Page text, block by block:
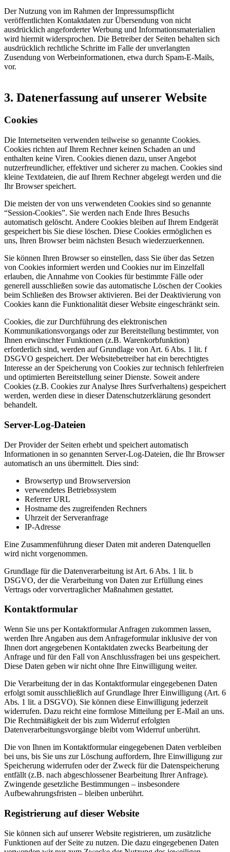
Der Nutzung von im Rahmen der Impressumspflicht
veröffentlichten Kontaktdaten zur Übersendung von nicht
ausdrücklich angeforderter Werbung und Informationsmaterialien
wird hiermit widersprochen. Die Betreiber der Seiten behalten sich
ausdrücklich rechtliche Schritte im Falle der unverlangten
Zusendung von Werbeinformationen, etwa durch Spam-E-Mails,
vor.
3. Datenerfassung auf unserer Website
Cookies
Die Internetseiten verwenden teilweise so genannte Cookies.
Cookies richten auf Ihrem Rechner keinen Schaden an und
enthalten keine Viren. Cookies dienen dazu, unser Angebot
nutzerfreundlicher, effektiver und sicherer zu machen. Cookies sind
kleine Textdateien, die auf Ihrem Rechner abgelegt werden und die
Ihr Browser speichert.
Die meisten der von uns verwendeten Cookies sind so genannte
“Session-Cookies”. Sie werden nach Ende Ihres Besuchs
automatisch gelöscht. Andere Cookies bleiben auf Ihrem Endgerät
gespeichert bis Sie diese löschen. Diese Cookies ermöglichen es
uns, Ihren Browser beim nächsten Besuch wiederzuerkennen.
Sie können Ihren Browser so einstellen, dass Sie über das Setzen
von Cookies informiert werden und Cookies nur im Einzelfall
erlauben, die Annahme von Cookies für bestimmte Fälle oder
generell ausschließen sowie das automatische Löschen der Cookies
beim Schließen des Browser aktivieren. Bei der Deaktivierung von
Cookies kann die Funktionalität dieser Website eingeschränkt sein.
Cookies, die zur Durchführung des elektronischen
Kommunikationsvorgangs oder zur Bereitstellung bestimmter, von
Ihnen erwünschter Funktionen (z.B. Warenkorbfunktion)
erforderlich sind, werden auf Grundlage von Art. 6 Abs. 1 lit. f
DSGVO gespeichert. Der Websitebetreiber hat ein berechtigtes
Interesse an der Speicherung von Cookies zur technisch fehlerfreien
und optimierten Bereitstellung seiner Dienste. Soweit andere
Cookies (z.B. Cookies zur Analyse Ihres Surfverhaltens) gespeichert
werden, werden diese in dieser Datenschutzerklärung gesondert
behandelt.
Server-Log-Dateien
Der Provider der Seiten erhebt und speichert automatisch
Informationen in so genannten Server-Log-Dateien, die Ihr Browser
automatisch an uns übermittelt. Dies sind:
Browsertyp und Browserversion
verwendetes Betriebssystem
Referrer URL
Hostname des zugreifenden Rechners
Uhrzeit der Serveranfrage
IP-Adresse
Eine Zusammenführung dieser Daten mit anderen Datenquellen
wird nicht vorgenommen.
Grundlage für die Datenverarbeitung ist Art. 6 Abs. 1 lit. b
DSGVO, der die Verarbeitung von Daten zur Erfüllung eines
Vertrags oder vorvertraglicher Maßnahmen gestattet.
Kontaktformular
Wenn Sie uns per Kontaktformular Anfragen zukommen lassen,
werden Ihre Angaben aus dem Anfrageformular inklusive der von
Ihnen dort angegebenen Kontaktdaten zwecks Bearbeitung der
Anfrage und für den Fall von Anschlussfragen bei uns gespeichert.
Diese Daten geben wir nicht ohne Ihre Einwilligung weiter.
Die Verarbeitung der in das Kontaktformular eingegebenen Daten
erfolgt somit ausschließlich auf Grundlage Ihrer Einwilligung (Art. 6
Abs. 1 lit. a DSGVO). Sie können diese Einwilligung jederzeit
widerrufen. Dazu reicht eine formlose Mitteilung per E-Mail an uns.
Die Rechtmäßigkeit der bis zum Widerruf erfolgten
Datenverarbeitungsvorgänge bleibt vom Widerruf unberührt.
Die von Ihnen im Kontaktformular eingegebenen Daten verbleiben
bei uns, bis Sie uns zur Löschung auffordern, Ihre Einwilligung zur
Speicherung widerrufen oder der Zweck für die Datenspeicherung
entfällt (z.B. nach abgeschlossener Bearbeitung Ihrer Anfrage).
Zwingende gesetzliche Bestimmungen – insbesondere
Aufbewahrungsfristen – bleiben unberührt.
Registrierung auf dieser Website
Sie können sich auf unserer Website registrieren, um zusätzliche
Funktionen auf der Seite zu nutzen. Die dazu eingegebenen Daten